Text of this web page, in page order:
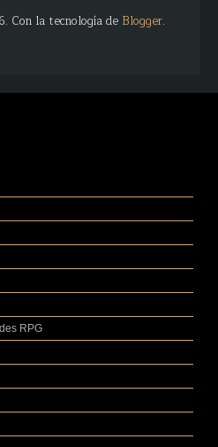
Con la tecnología de Blogger.
RPG